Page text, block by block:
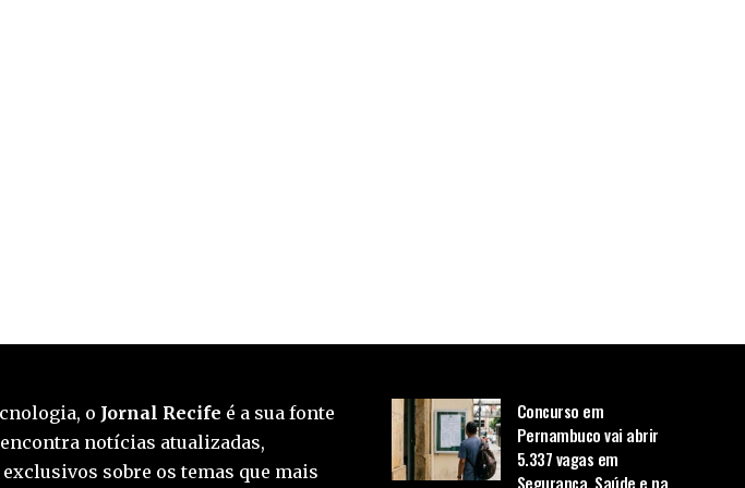
o Jornal Recife é a sua fonte
notícias atualizadas,
sobre os temas que mais
Concurso em
Pernambuco vai abrir
5.337 vagas em
Segurança, Saúde e na